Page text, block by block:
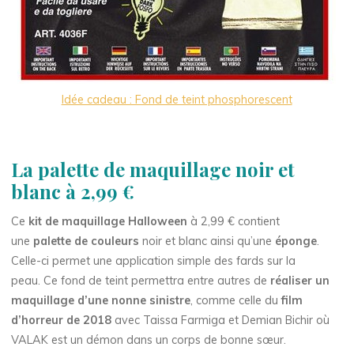
Idée cadeau : Fond de teint phosphorescent
La palette de maquillage noir et
blanc à 2,99 €
Ce kit de maquillage Halloween à 2,99 € contient
une palette de couleurs noir et blanc ainsi qu’une éponge.
Celle-ci permet une application simple des fards sur la
peau. Ce fond de teint permettra entre autres de réaliser un
maquillage d’une nonne sinistre, comme celle dufilm
d’horreur de 2018 avec Taissa Farmiga et Demian Bichir où
VALAK est un démon dans un corps de bonne sœur.